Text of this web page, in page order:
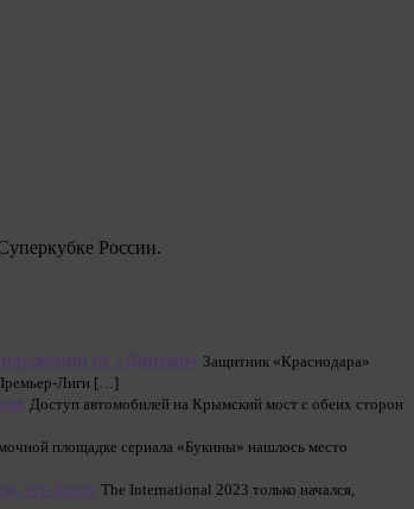
России.
от «Динамо» Защитник «Краснодара»
Премьер-Лиги […]
Доступ автомобилей на Крымский мост с обеих сторон
площадке сериала «Букины» нашлось место
это было The International 2023 только начался,